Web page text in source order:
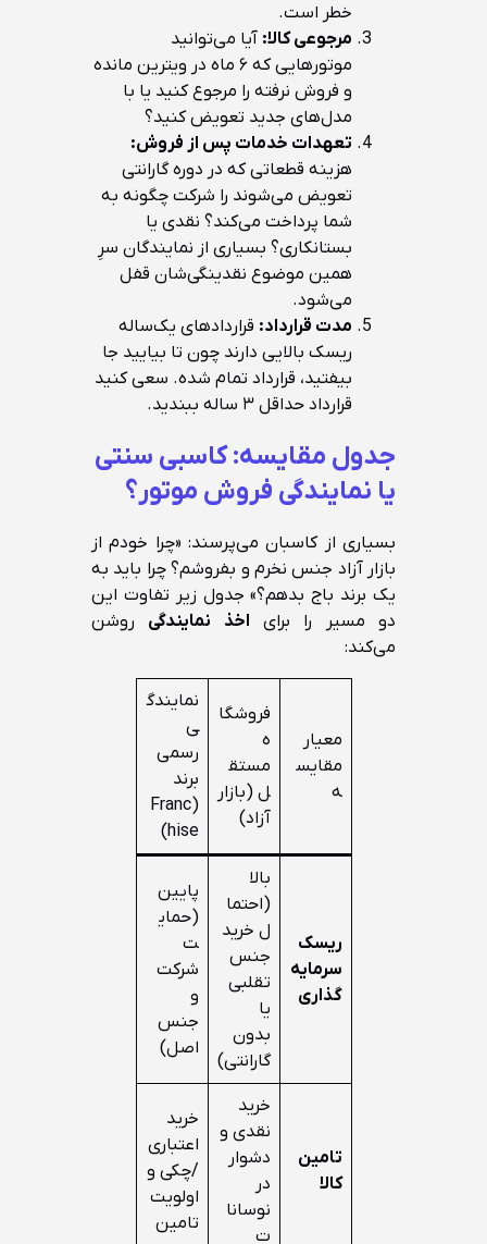
خطر است.
مرجوعی کالا: آیا می‌توانید
موتورهایی که ۶ ماه در ویترین مانده
و فروش نرفته را مرجوع کنید یا با
مدل‌های جدید تعویض کنید؟
تعهدات خدمات پس از فروش:
هزینه قطعاتی که در دوره گارانتی
تعویض می‌شوند را شرکت چگونه به
شما پرداخت می‌کند؟ نقدی یا
بستانکاری؟ بسیاری از نمایندگان سرِ
همین موضوع نقدینگی‌شان قفل
می‌شود.
مدت قرارداد: قراردادهای یک‌ساله
ریسک بالایی دارند چون تا بیایید جا
بیفتید، قرارداد تمام شده. سعی کنید
قرارداد حداقل ۳ ساله ببندید.
جدول مقایسه: کاسبی سنتی
یا نمایندگی فروش موتور؟
بسیاری از کاسبان می‌پرسند: «چرا خودم از
بازار آزاد جنس نخرم و بفروشم؟ چرا باید به
یک برند باج بدهم؟» جدول زیر تفاوت این
دو مسیر را برای اخذ نمایندگی روشن
می‌کند:
معیار
مقایس
ه
فروشگا
ه
مستق
ل (بازار
آزاد)
نمایندگ
ی
رسمی
برند
(Franc
hise)
ریسک
سرمایه‌
گذاری
بالا
(احتما
ل خرید
جنس
تقلبی
یا
بدون
گارانتی)
پایین
(حمای
ت
شرکت
و
جنس
اصل)
تامین
کالا
خرید
نقدی و
دشوار
در
نوسانا
ت
خرید
اعتباری
/چکی و
اولویت
تامین